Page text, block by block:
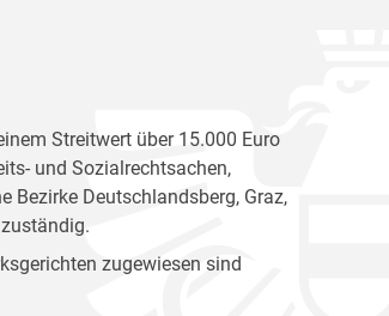
Streitwert über 15.000 Euro
und Sozialrechtsachen,
Bezirke Deutschlandsberg, Graz,
zugewiesen sind